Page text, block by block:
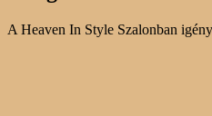
A Heaven In Style Szalonban